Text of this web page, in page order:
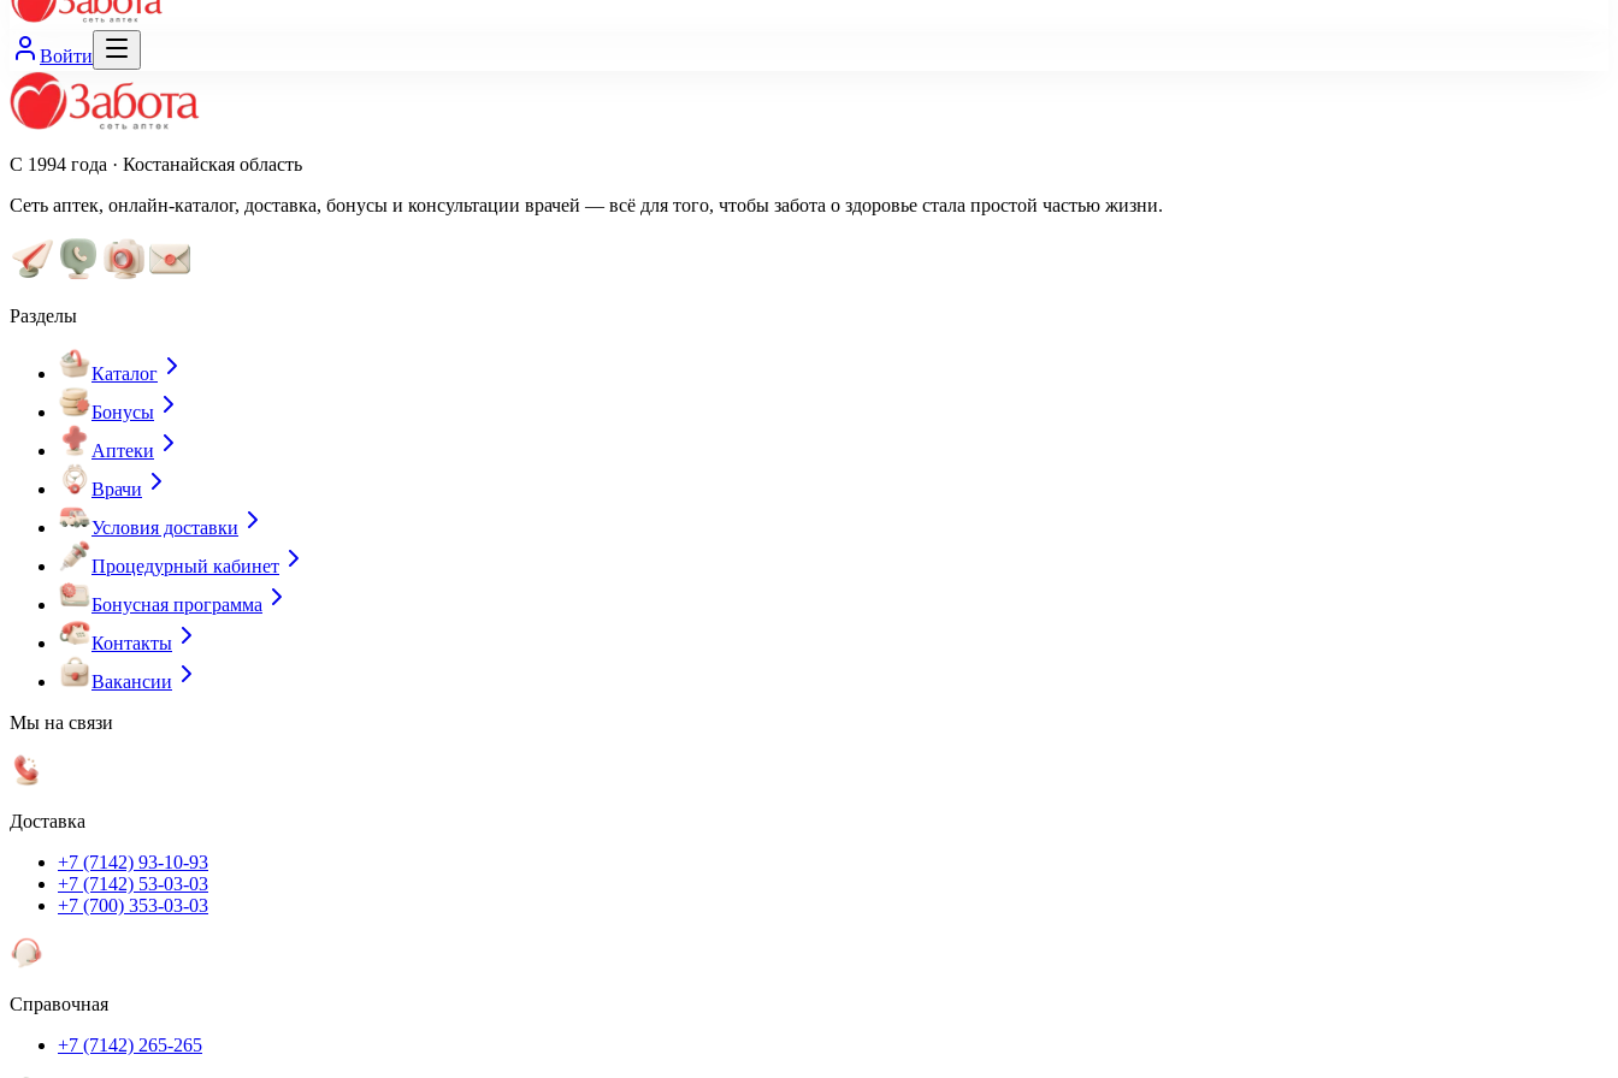
Войти
С 1994 года · Костанайская область
Сеть аптек, онлайн-каталог, доставка, бонусы и консультации врачей — всё для того, чтобы забота о здоровье стала простой частью жизни.
Разделы
Каталог
Бонусы
Аптеки
Врачи
Условия доставки
Процедурный кабинет
Бонусная программа
Контакты
Вакансии
Мы на связи
Доставка
+7 (7142) 93-10-93
+7 (7142) 53-03-03
+7 (700) 353-03-03
Справочная
+7 (7142) 265-265